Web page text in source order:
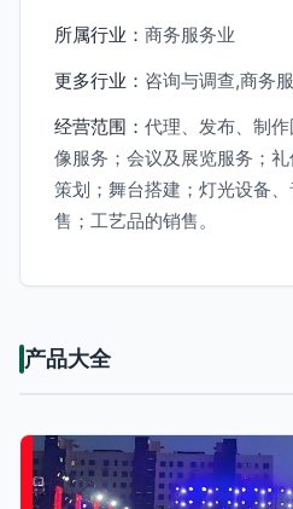
所属行业： 商务服务业
更多行业： 咨询与调查,商务
经营范围： 代理、发布、制
像服务；会议及展览服务；
策划；舞台搭建；灯光设备
售；工艺品的销售。
产品大全